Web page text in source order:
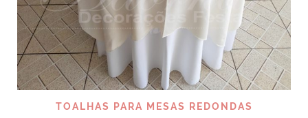
TOALHAS PARA MESAS REDONDAS